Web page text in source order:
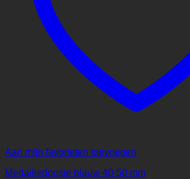
Aan mijn favorieten toevoegen
Medailledoosje blauw 40-50 mm